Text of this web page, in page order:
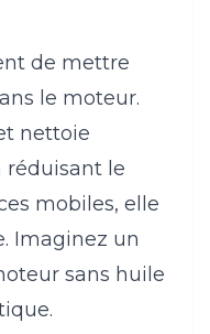
de mettre
le moteur.
nettoie
réduisant le
mobiles, elle
Imaginez un
sans huile